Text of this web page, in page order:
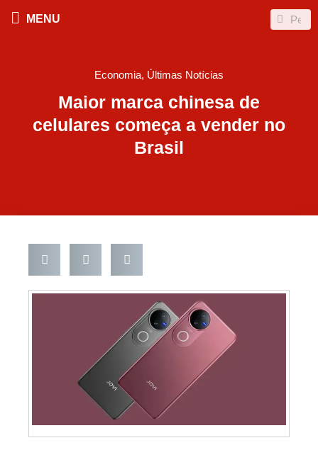
para
MENU Search
Search
Economia, Últimas Notícias
Maior marca chinesa de
celulares começa a vender no
Brasil